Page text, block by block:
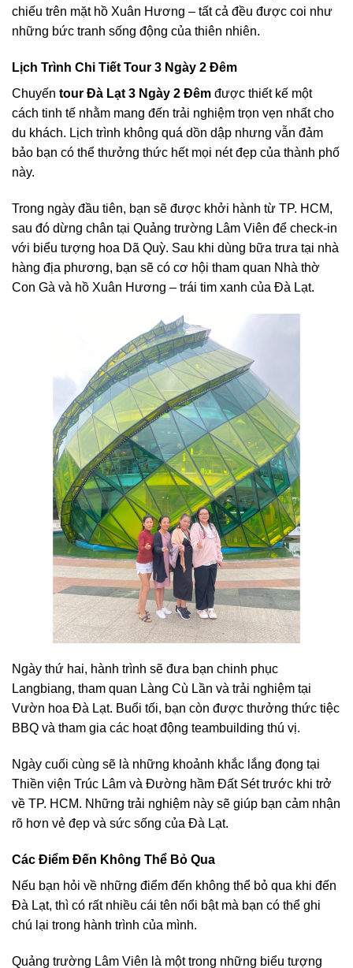
chiếu trên mặt hồ Xuân Hương – tất cả đều được coi như
những bức tranh sống động của thiên nhiên.
Lịch Trình Chi Tiết Tour 3 Ngày 2 Đêm
Chuyến tour Đà Lạt 3 Ngày 2 Đêm được thiết kế một
cách tinh tế nhằm mang đến trải nghiệm trọn vẹn nhất cho
du khách. Lịch trình không quá dồn dập nhưng vẫn đảm
bảo bạn có thể thưởng thức hết mọi nét đẹp của thành phố
này.
Trong ngày đầu tiên, bạn sẽ được khởi hành từ TP. HCM,
sau đó dừng chân tại Quảng trường Lâm Viên để check-in
với biểu tượng hoa Dã Quỳ. Sau khi dùng bữa trưa tại nhà
hàng địa phương, bạn sẽ có cơ hội tham quan Nhà thờ
Con Gà và hồ Xuân Hương – trái tim xanh của Đà Lạt.
Ngày thứ hai, hành trình sẽ đưa bạn chinh phục
Langbiang, tham quan Làng Cù Lần và trải nghiệm tại
Vườn hoa Đà Lạt. Buổi tối, bạn còn được thưởng thức tiệc
BBQ và tham gia các hoạt động teambuilding thú vị.
Ngày cuối cùng sẽ là những khoảnh khắc lắng đọng tại
Thiền viện Trúc Lâm và Đường hầm Đất Sét trước khi trở
về TP. HCM. Những trải nghiệm này sẽ giúp bạn cảm nhận
rõ hơn vẻ đẹp và sức sống của Đà Lạt.
Các Điểm Đến Không Thể Bỏ Qua
Nếu bạn hỏi về những điểm đến không thể bỏ qua khi đến
Đà Lạt, thì có rất nhiều cái tên nổi bật mà bạn có thể ghi
chú lại trong hành trình của mình.
Quảng trường Lâm Viên là một trong những biểu tượng